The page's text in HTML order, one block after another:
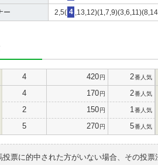
ー 2,5( 4
4 420円 2番人気
4 170円 2番人気
2 150円 1 番人気
5 270円 5番人気
投票に的中された方がいない場合、その投